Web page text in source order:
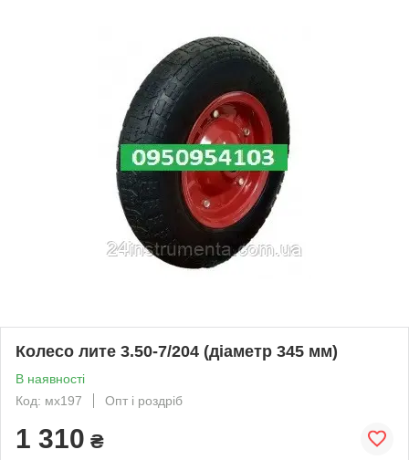
Колесо лите 3.50-7/204 (діаметр 345 мм)
В наявності
Код: мх197
Опт і роздріб
1 310 ₴